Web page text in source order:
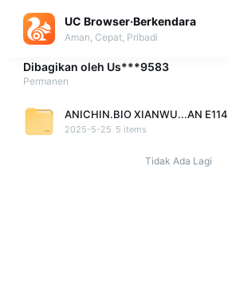
UC Browser·Berkendara
Aman, Cepat, Pribadi
Dibagikan oleh Us***9583
Permanen
ANICHIN.BIO XIANWU...AN E114
2025-5-25 5 items
Tidak Ada Lagi